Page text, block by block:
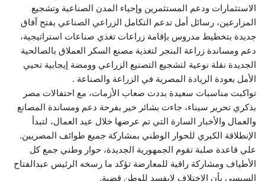
الاستثمارات ودعم المستثمرين وإحياء المدن الصناعية وتشجيع
المزارعين، رسائل أمل تدعم التكامل الزراعي الصناعي بفتح آفاق
جديدة بتخطيط مدروس بإقامة زراعات تغذي صناعات استراتيجية،
دعم ومساندة زراعة البنجر لتغذية مصنع السكر العملاق بالصالحية
الجديدة نقلة نوعية لتشجيع التصنيع الزراعي وومضة إيجابية تحيي
الأمل بعودة الريادة المصرية في الزراعة والصناعة .
تواكبت مناسبات سعيدة بددت صعاب الأزمات، مع احتفالات مصر
بذكري تحرير سيناء، جاءت بشائر خير بفرحة دعم ومساندة المصانع
والعمال والأخبار السارة التي تم عرضها خلال عيد العمال، لتبدأ
الإنطلاقة الكبري للحوار الوطني بمشاركة جميع طوائف المصريين.
علي قاعدة صلبة تقوم الجمهورية الجديدة، حوار وطني جمع كل
الأطياف ومشاركة راقية للمعارضة تؤكد ما رسخه الرئيس عبدالفتاح
السيسي بأن الإختلاف لايفسد للوطن قضية.